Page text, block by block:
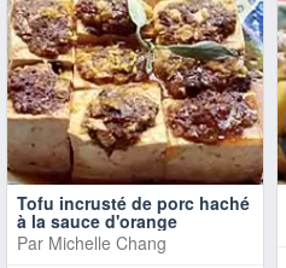
Tofu incrusté de porc haché
à la sauce d'orange
Par Michelle Chang